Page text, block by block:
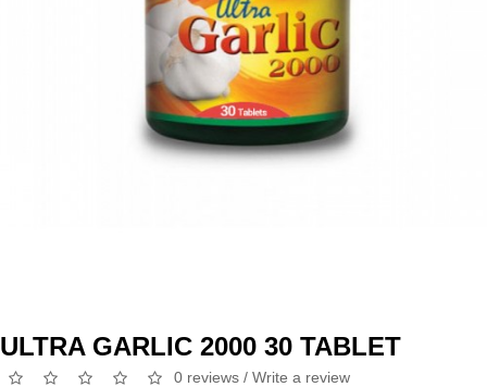
ULTRA GARLIC 2000 30 TABLET
0 reviews / Write a review